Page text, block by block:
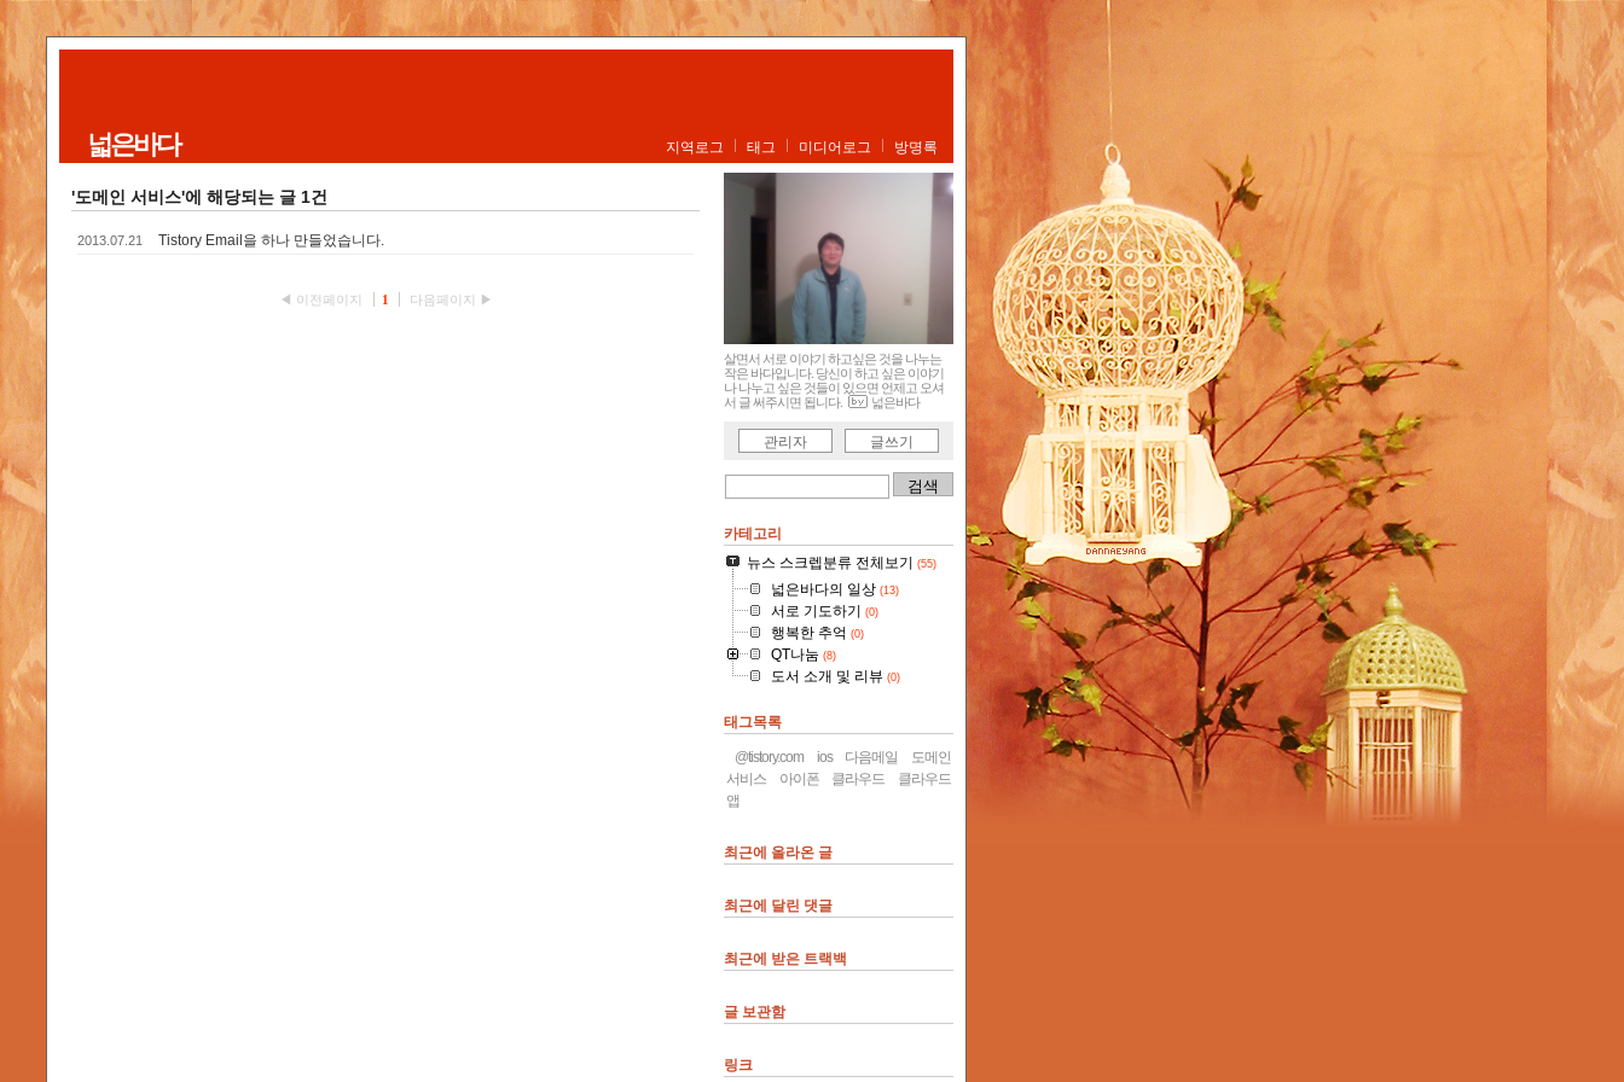
넓은바다 지역로그 태그 미디어로그 방명록
'도메인 서비스'에 해당되는 글 1건
2013.07.21 Tistory Email을 하나 만들었습니다.
◀ 이전페이지 1 다음페이지 ▶
살면서 서로 이야기 하고싶은 것을 나누는
작은 바다입니다. 당신이 하고 싶은 이야기
나 나누고 싶은 것들이 있으면 언제고 오셔
서 글 써주시면 됩니다.
넓은바다
관리자 글쓰기
카테고리
뉴스 스크렙분류 전체보기 (55)
넓은바다의 일상 (13)
서로 기도하기 (0)
행복한 추억 (0)
QT나눔 (8)
도서 소개 및 리뷰 (0)
태그목록
@tistory.com ios 다음메일
도메인
서비스
아이폰 클라우드
클라우드
앱
최근에 올라온 글
최근에 달린 댓글
최근에 받은 트랙백
글 보관함
링크